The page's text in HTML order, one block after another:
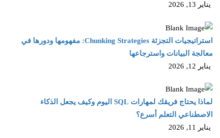
يناير 13, 2026
استراتيجيات التجزئة Chunking Strategies: مفهومها ودورها في
معالجة البيانات واسترجاعها
يناير 12, 2026
لماذا يحتاج فريقك لمهارات SQL اليوم وكيف يجعل الذكاء
الاصطناعي التعلم أسرع؟
يناير 11, 2026